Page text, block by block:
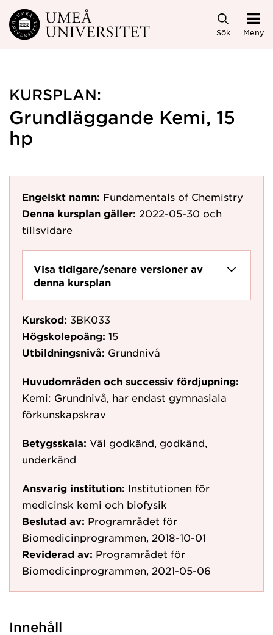
Hoppa direkt till innehållet
Sök Meny
KURSPLAN:
Grundläggande Kemi, 15
hp
Engelskt namn: Fundamentals of Chemistry
Denna kursplan gäller: 2022-05-30 och
tillsvidare
Visa tidigare/senare versioner av
denna kursplan
Kurskod: 3BK033
Högskolepoäng: 15
Utbildningsnivå: Grundnivå
Huvudområden och successiv fördjupning:
Kemi: Grundnivå, har endast gymnasiala
förkunskapskrav
Betygsskala: Väl godkänd, godkänd,
underkänd
Ansvarig institution: Institutionen för
medicinsk kemi och biofysik
Beslutad av: Programrådet för
Biomedicinprogrammen, 2018-10-01
Reviderad av: Programrådet för
Biomedicinprogrammen, 2021-05-06
Innehåll